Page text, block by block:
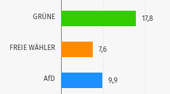
GRÜNE
FREIE WÄHLER
AfD
17,8
7,6
9,9